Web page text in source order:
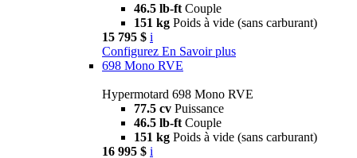
46.5 lb-ft Couple
151 kg Poids à vide (sans carburant)
15 795 $ i
Configurez En Savoir plus
698 Mono RVE
Hypermotard 698 Mono RVE
77.5 cv Puissance
46.5 lb-ft Couple
151 kg Poids à vide (sans carburant)
16 995 $ i